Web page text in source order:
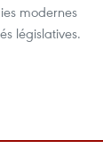
modernes
législatives.